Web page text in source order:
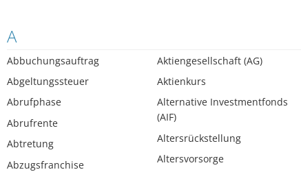
A
Abbuchungsauftrag
Abgeltungssteuer
Abrufphase
Abrufrente
Abtretung
Abzugsfranchise
Aktiengesellschaft (AG)
Aktienkurs
Alternative Investmentfonds
(AIF)
Altersrückstellung
Altersvorsorge